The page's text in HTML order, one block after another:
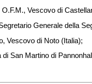
Vescovo di
Generale della
Vescovo di Noto (Italia);
di San Martino di